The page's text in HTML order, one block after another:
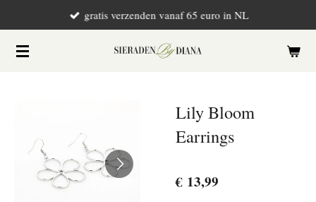
naar
gratis verzenden vanaf 65 euro in NL
Lily Bloom
Earrings
€ 13,99